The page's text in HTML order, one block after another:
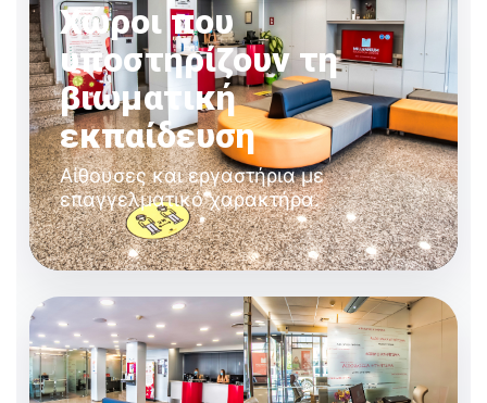
Χώροι που
υποστηρίζουν τη
βιωματική
εκπαίδευση
Αίθουσες και εργαστήρια με
επαγγελματικό χαρακτήρα.